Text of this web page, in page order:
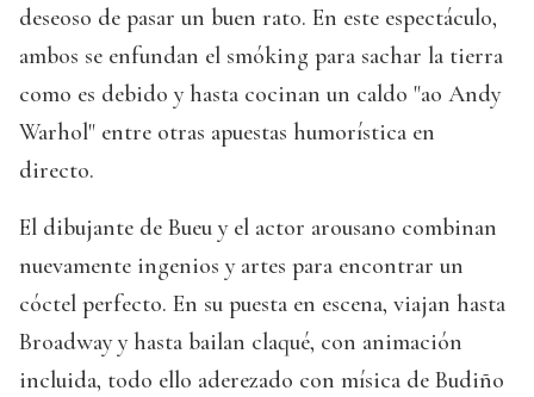
deseoso de pasar un buen rato. En este espectáculo,
ambos se enfundan el smóking para sachar la tierra
como es debido y hasta cocinan un caldo "ao Andy
Warhol" entre otras apuestas humorística en
directo.
El dibujante de Bueu y el actor arousano combinan
nuevamente ingenios y artes para encontrar un
cóctel perfecto. En su puesta en escena, viajan hasta
Broadway y hasta bailan claqué, con animación
incluida, todo ello aderezado con mísica de Budiño